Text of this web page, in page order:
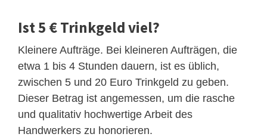
Ist 5 € Trinkgeld viel?
Kleinere Aufträge. Bei kleineren Aufträgen, die
etwa 1 bis 4 Stunden dauern, ist es üblich,
zwischen 5 und 20 Euro Trinkgeld zu geben.
Dieser Betrag ist angemessen, um die rasche
und qualitativ hochwertige Arbeit des
Handwerkers zu honorieren.